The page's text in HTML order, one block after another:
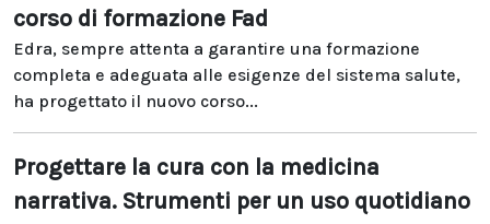
corso di formazione Fad
Edra, sempre attenta a garantire una formazione
completa e adeguata alle esigenze del sistema salute,
ha progettato il nuovo corso...
Progettare la cura con la medicina
narrativa. Strumenti per un uso quotidiano